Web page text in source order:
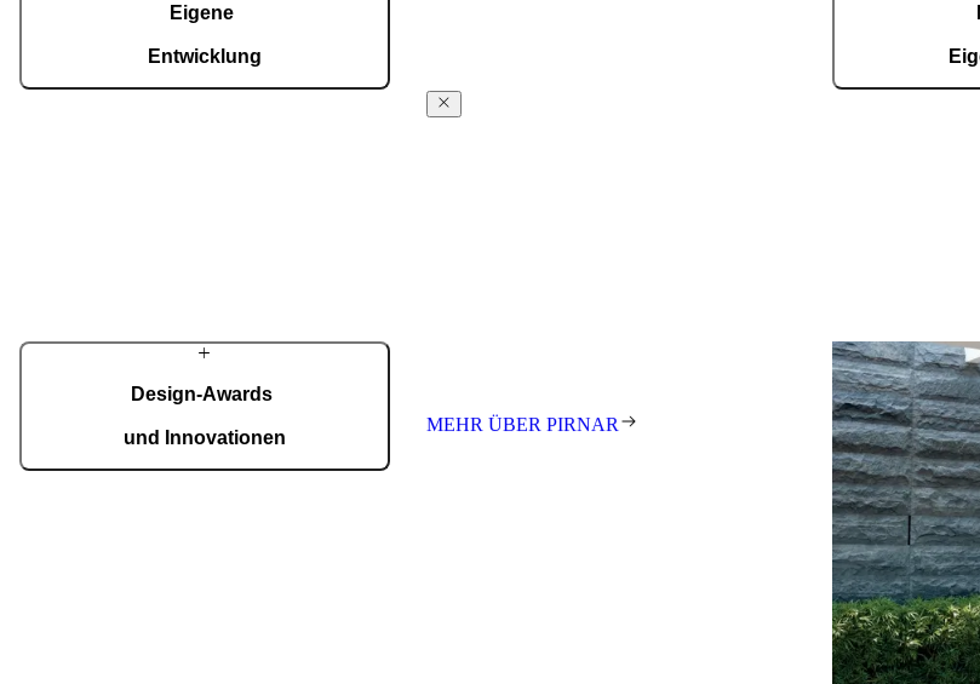
Eigene
Entwicklung
Design-Awards
und Innovationen
MEHR ÜBER PIRNAR